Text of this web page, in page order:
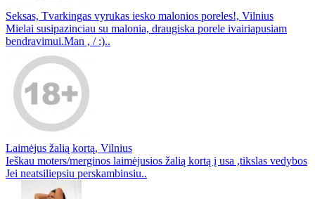
Seksas, Tvarkingas vyrukas iesko malonios poreles!, Vilnius
Mielai susipazinciau su malonia, draugiska porele ivairiapusiam
bendravimui.Man , / :)..
Laimėjus žalią kortą, Vilnius
Ieškau moters/merginos laimėjusios žalią kortą į usa ,tikslas vedybos
Jei neatsiliepsiu perskambinsiu..